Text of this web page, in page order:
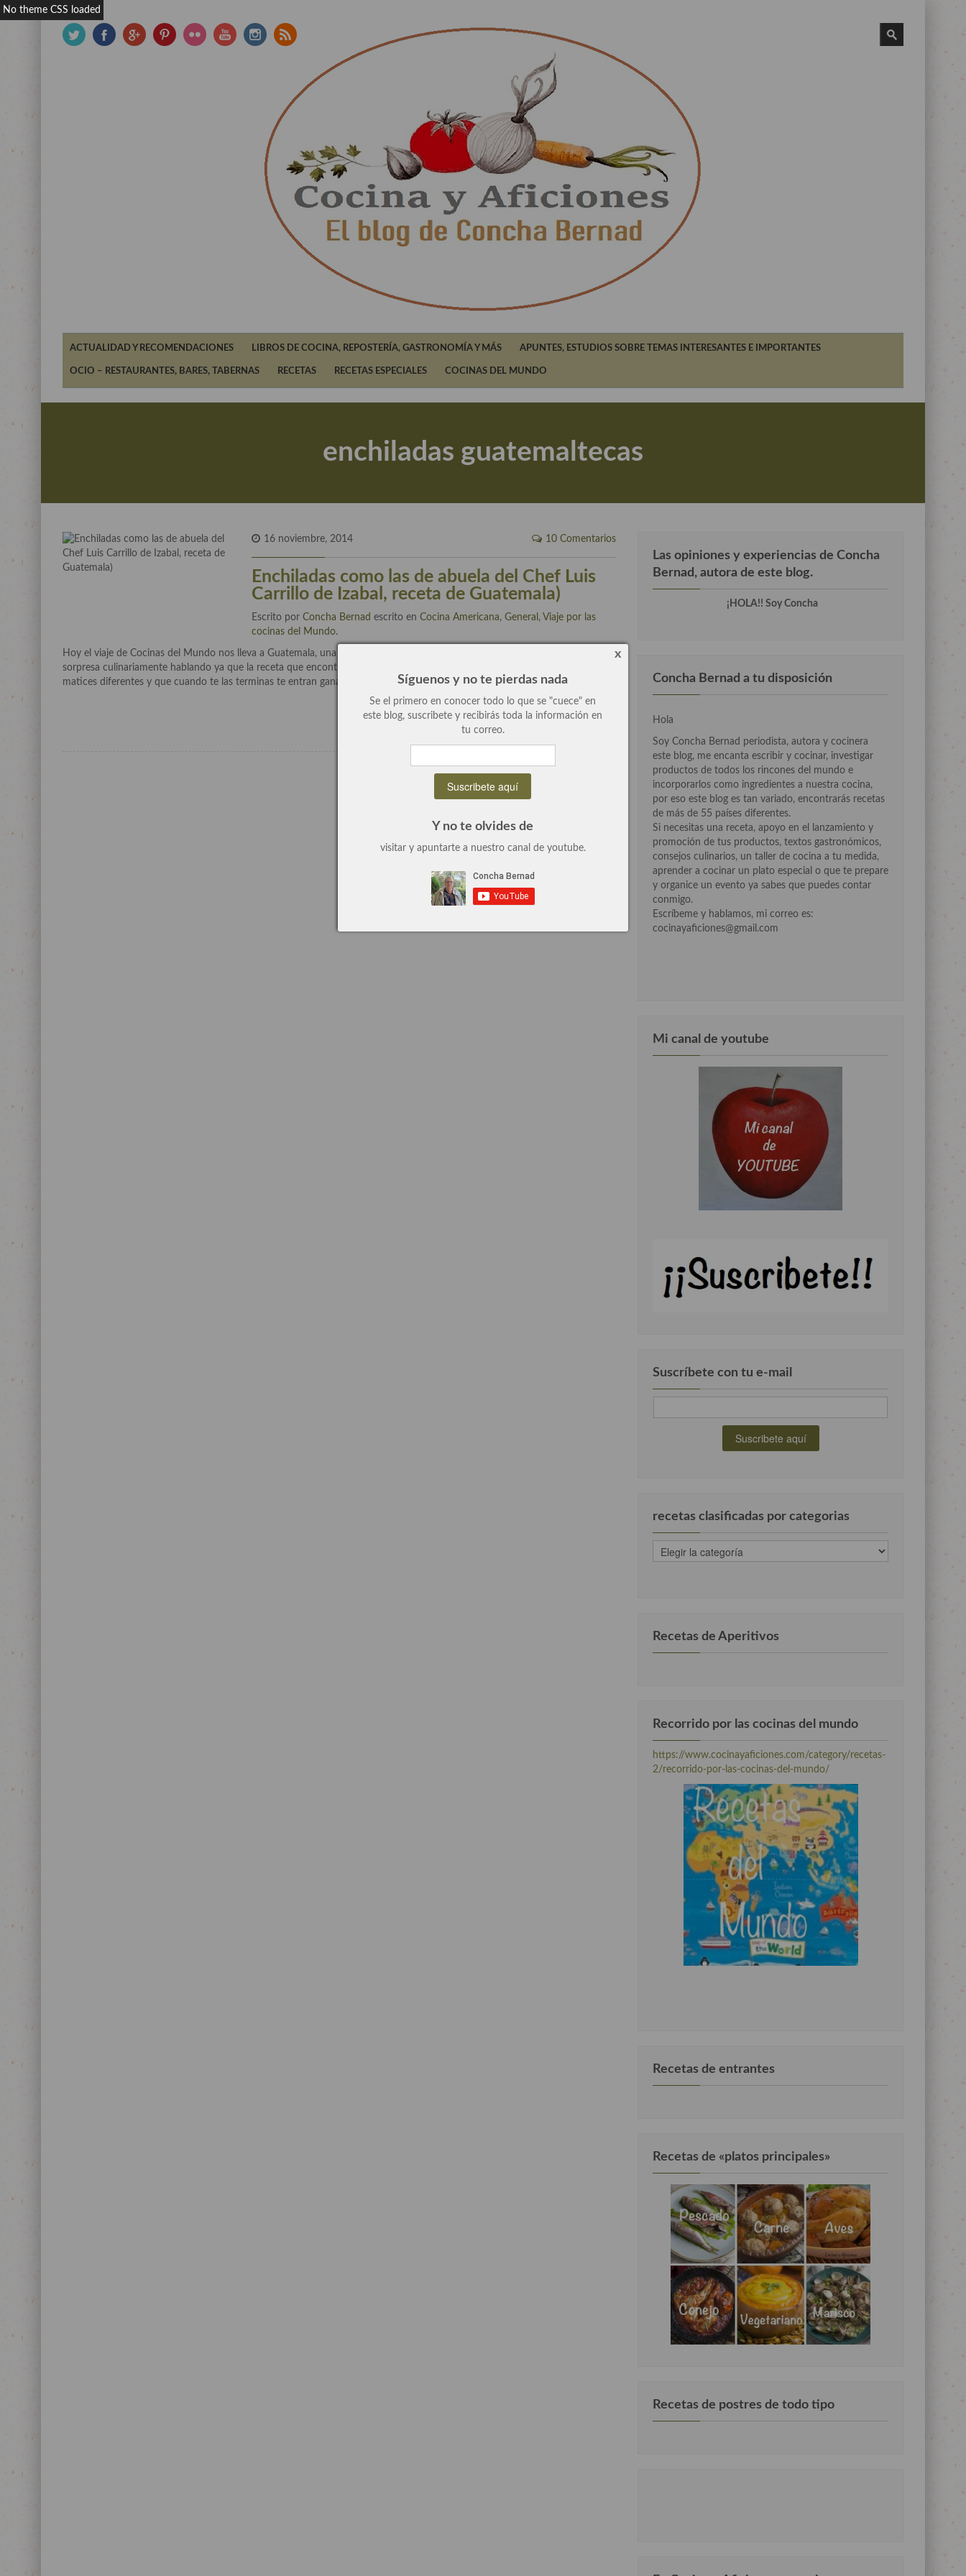
ACTUALIDAD Y RECOMENDACIONES LIBROS DE COCINA, REPOSTERÍA, GASTRONOMÍA Y MÁS APUNTES, ESTUDIOS SOBRE TEMAS INTERESANTES E IMPORTANTES
OCIO – RESTAURANTES, BARES, TABERNAS RECETAS RECETAS ESPECIALES COCINAS DEL MUNDO
enchiladas guatemaltecas
16 noviembre, 2014 10 Comentarios
Enchiladas como las de abuela del Chef Luis
Carrillo de Izabal, receta de Guatemala)
Escrito porConcha Bernad escrito enCocina Americana,General , Viaje por las
cocinas del Mundo.
Hoy el viaje de Cocinas del Mundo nos lleva a Guatemala, una cocina desconocida para nosotros y que ha sido una grata
sorpresa culinariamente hablando ya que la receta que encontraras mas abajo es una maravilla, deliciosa, fresca, con mil
matices diferentes y que cuando te las terminas te entran ganas de repetir, de volver […]
Leer más
Las opiniones y experiencias de Concha
Bernad, autora de este blog.
¡HOLA!! Soy Concha
Concha Bernad a tu disposición
Hola
Soy Concha Bernad periodista, autora y cocinera
este blog, me encanta escribir y cocinar, investigar
productos de todos los rincones del mundo e
incorporarlos como ingredientes a nuestra cocina,
por eso este blog es tan variado, encontrarás recetas
de más de 55 países diferentes.
Si necesitas una receta, apoyo en el lanzamiento y
promoción de tus productos, textos gastronómicos,
consejos culinarios, un taller de cocina a tu medida,
aprender a cocinar un plato especial o que te prepare
y organice un evento ya sabes que puedes contar
conmigo.
Escríbeme y hablamos, mi correo es:
cocinayaficiones@gmail.com
Mi canal de youtube
Suscríbete con tu e-mail
recetas clasificadas por categorias
recetas
clasificadas
Recetas de Aperitivos
Recorrido por las cocinas del mundo
https://www.cocinayaficiones.com/category/recetas-
2/recorrido-por-las-cocinas-del-mundo/
Recetas de entrantes
Recetas de «platos principales»
Recetas de postres de todo tipo
x
Síguenos y no te pierdas nada
Se el primero en conocer todo lo que se "cuece" en
este blog, suscribete y recibirás toda la información en
tu correo.
Y no te olvides de
visitar y apuntarte a nuestro canal de youtube.
No theme CSS loaded